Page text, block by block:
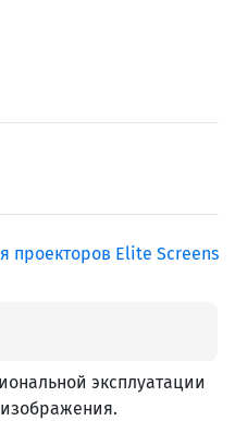
проекторов Elite Screens
эксплуатации